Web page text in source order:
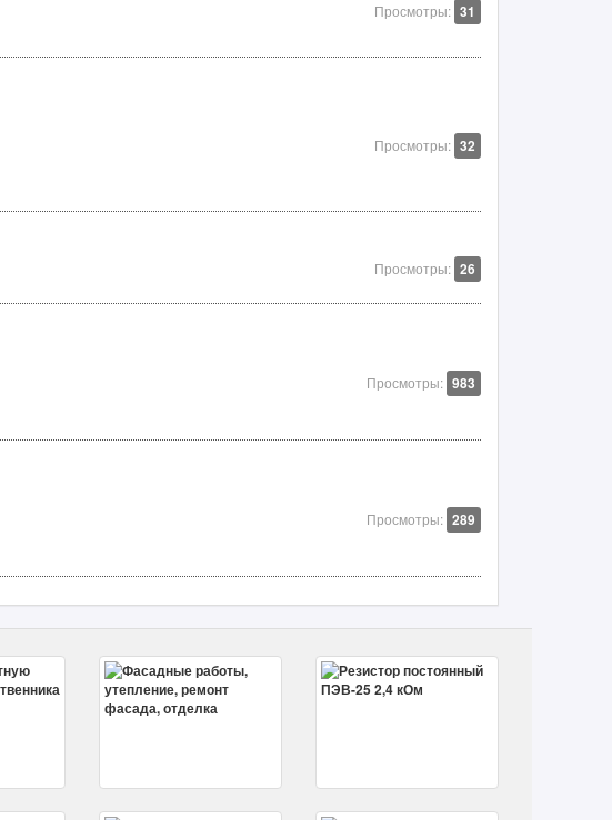
Просмотры: 31
Просмотры: 32
Просмотры: 26
Просмотры: 983
Просмотры: 289